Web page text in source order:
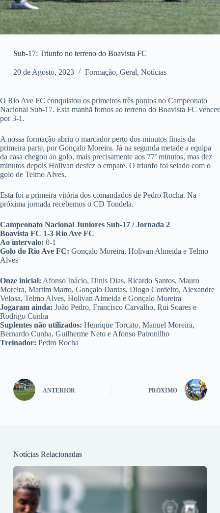
Sub-17: Triunfo no terreno do Boavista FC
20 de Agosto, 2023 Formação, Geral, Notícias
O Rio Ave FC conquistou os primeiros três pontos no Campeonato
Nacional Sub-17. Esta manhã fomos ao terreno do Boavista FC vencer
por 3-1.
A nossa formação abriu o marcador perto dos minutos finais da
primeira parte, por Gonçalo Moreira. Já na segunda metade a equipa
da casa chegou ao golo, mais precisamente aos 77’ minutos, mas dez
minutos depois Holivan desfez o empate. O triunfo foi selado com o
golo de Telmo Alves.
Esta foi a primeira vitória dos comandados de Pedro Rocha. Na
próxima jornada recebemos o CD Tondela.
Campeonato Nacional Juniores Sub-17 / Jornada 2
Boavista FC 1-3 Rio Ave FC
Ao intervalo: 0-1
Golo do Rio Ave FC: Gonçalo Moreira, Holivan Almeida e Telmo
Alves
Onze inicial: Afonso Inácio, Dinis Dias, Ricardo Santos, Mauro
Moreira, Martim Marto, Gonçalo Dantas, Diogo Cordeiro, Alexandre
Velosa, Telmo Alves, Holivan Almeida e Gonçalo Moreira
Jogaram ainda: João Pedro, Francisco Carvalho, Rui Soares e
Rodrigo Cunha
Suplentes não utilizados: Henrique Torcato, Manuel Moreira,
Bernardo Cunha, Guilherme Neto e Afonso Patronilho
Treinador: Pedro Rocha
ANTERIOR PRÓXIMO
Notícias Relacionadas